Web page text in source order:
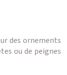
des ornements
ou de peignes